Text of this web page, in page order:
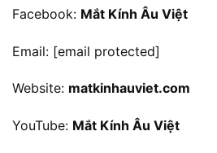
Facebook: Mắt Kính Âu Việt
Email: [email protected]
Website: matkinhauviet.com
YouTube: Mắt Kính Âu Việt